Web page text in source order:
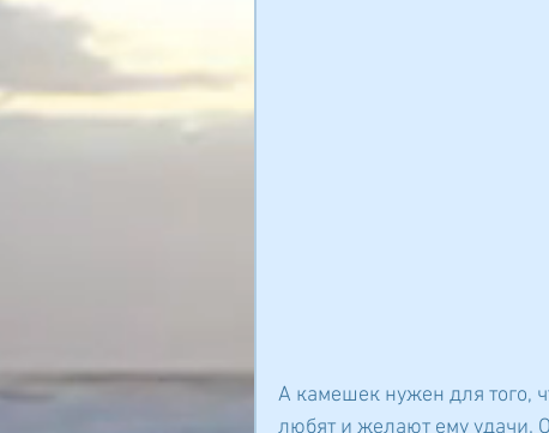
А камешек нужен для того,
любят и желают ему удачи.